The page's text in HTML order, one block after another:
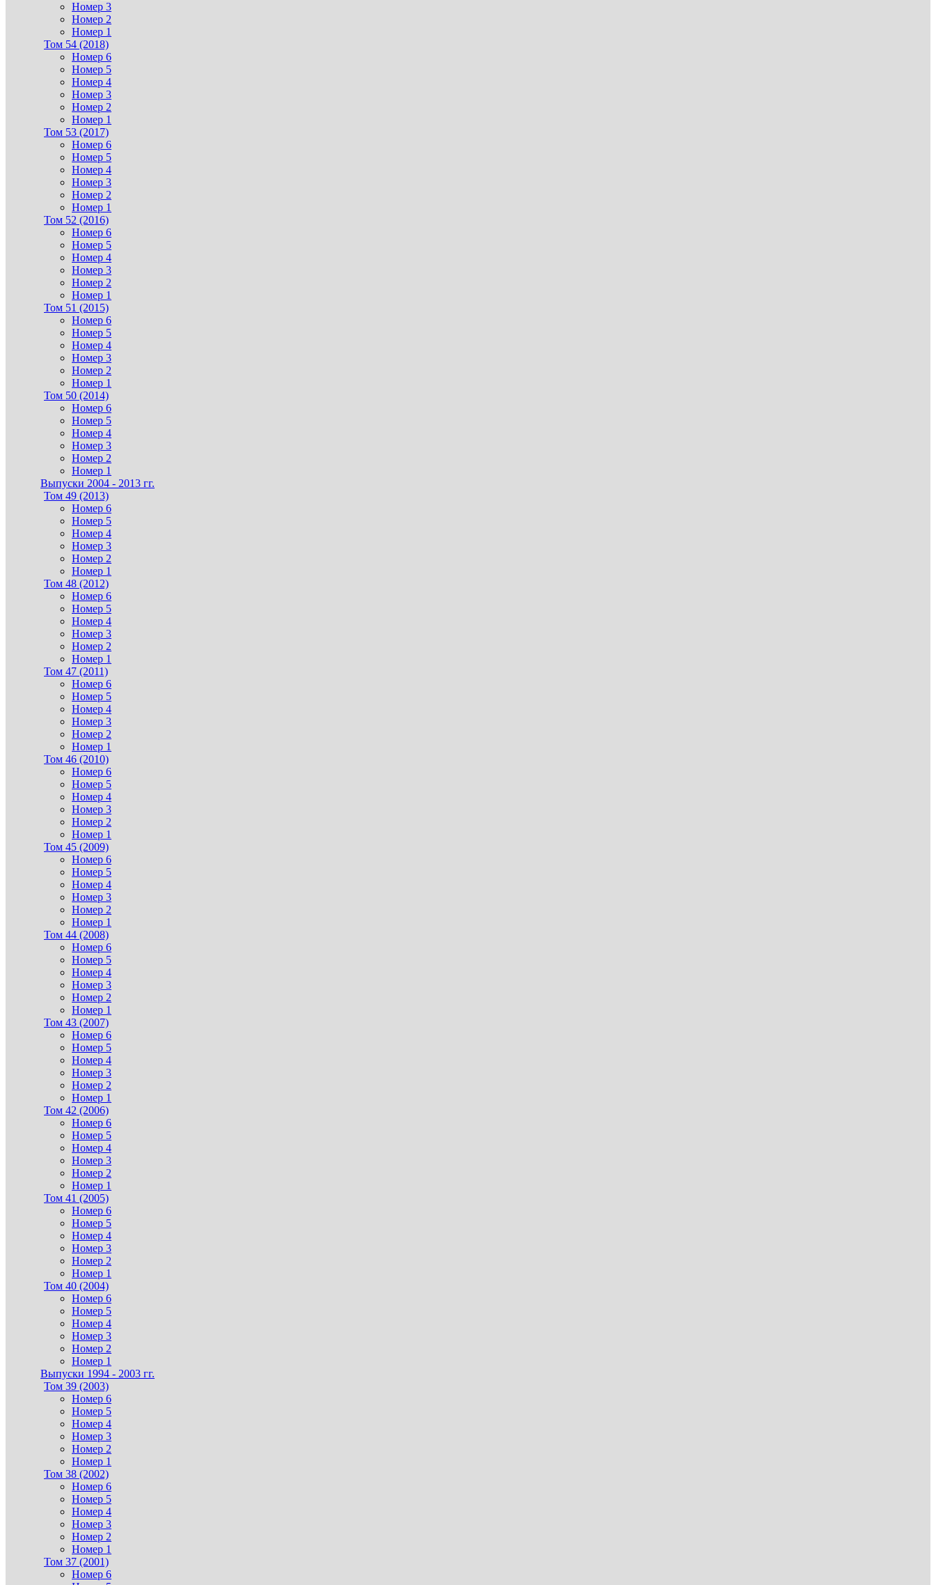
Номер 3
Номер 2
Номер 1
Том 54 (2018)
Номер 6
Номер 5
Номер 4
Номер 3
Номер 2
Номер 1
Том 53 (2017)
Номер 6
Номер 5
Номер 4
Номер 3
Номер 2
Номер 1
Том 52 (2016)
Номер 6
Номер 5
Номер 4
Номер 3
Номер 2
Номер 1
Том 51 (2015)
Номер 6
Номер 5
Номер 4
Номер 3
Номер 2
Номер 1
Том 50 (2014)
Номер 6
Номер 5
Номер 4
Номер 3
Номер 2
Номер 1
Выпуски 2004 - 2013 гг.
Том 49 (2013)
Номер 6
Номер 5
Номер 4
Номер 3
Номер 2
Номер 1
Том 48 (2012)
Номер 6
Номер 5
Номер 4
Номер 3
Номер 2
Номер 1
Том 47 (2011)
Номер 6
Номер 5
Номер 4
Номер 3
Номер 2
Номер 1
Том 46 (2010)
Номер 6
Номер 5
Номер 4
Номер 3
Номер 2
Номер 1
Том 45 (2009)
Номер 6
Номер 5
Номер 4
Номер 3
Номер 2
Номер 1
Том 44 (2008)
Номер 6
Номер 5
Номер 4
Номер 3
Номер 2
Номер 1
Том 43 (2007)
Номер 6
Номер 5
Номер 4
Номер 3
Номер 2
Номер 1
Том 42 (2006)
Номер 6
Номер 5
Номер 4
Номер 3
Номер 2
Номер 1
Том 41 (2005)
Номер 6
Номер 5
Номер 4
Номер 3
Номер 2
Номер 1
Том 40 (2004)
Номер 6
Номер 5
Номер 4
Номер 3
Номер 2
Номер 1
Выпуски 1994 - 2003 гг.
Том 39 (2003)
Номер 6
Номер 5
Номер 4
Номер 3
Номер 2
Номер 1
Том 38 (2002)
Номер 6
Номер 5
Номер 4
Номер 3
Номер 2
Номер 1
Том 37 (2001)
Номер 6